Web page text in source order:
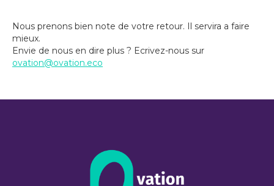
Nous prenons bien note de votre retour. Il servira a faire
mieux.
Envie de nous en dire plus ? Ecrivez-nous sur
ovation@ovation.eco